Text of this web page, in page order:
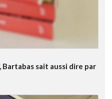
sait aussi dire par